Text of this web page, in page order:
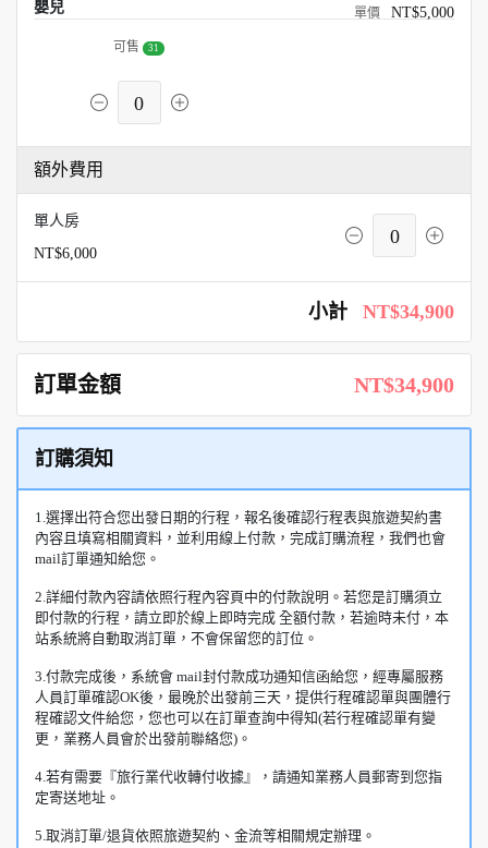
嬰兒 NT$5,000
可售 31
0
額外費用
單人房
NT$6,000
0
小計 NT$34,900
訂單金額 NT$34,900
訂購須知
1.選擇出符合您出發日期的行程，報名後確認行程表與旅遊契約書
內容且填寫相關資料，並利用線上付款，完成訂購流程，我們也會
mail訂單通知給您。
2.詳細付款內容請依照行程內容頁中的付款說明。若您是訂購須立
即付款的行程，請立即於線上即時完成 全額付款，若逾時未付，本
站系統將自動取消訂單，不會保留您的訂位。
3.付款完成後，系統會 mail封付款成功通知信函給您，經專屬服務
人員訂單確認OK後，最晚於出發前三天，提供行程確認單與團體行
程確認文件給您，您也可以在訂單查詢中得知(若行程確認單有變
更，業務人員會於出發前聯絡您)。
4.若有需要『旅行業代收轉付收據』，請通知業務人員郵寄到您指
定寄送地址。
5.取消訂單/退貨依照旅遊契約、金流等相關規定辦理。